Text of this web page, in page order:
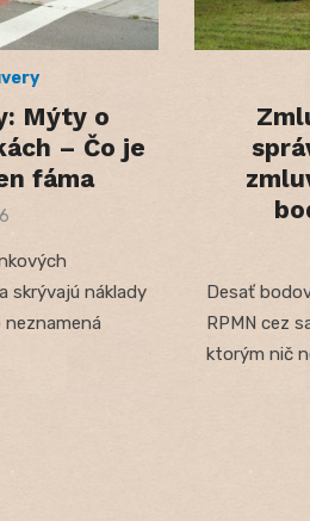
Mýty o
– Čo je
fáma
skrývajú náklady
neznamená
Desať
RPMN cez
ktorým nič